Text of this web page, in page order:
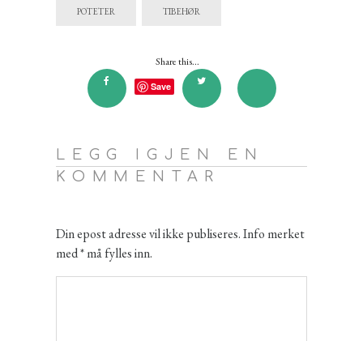
POTETER TIBEHØR
Share this...
Save
LEGG IGJEN EN
KOMMENTAR
Din epost adresse vil ikke publiseres. Info merket
med * må fylles inn.